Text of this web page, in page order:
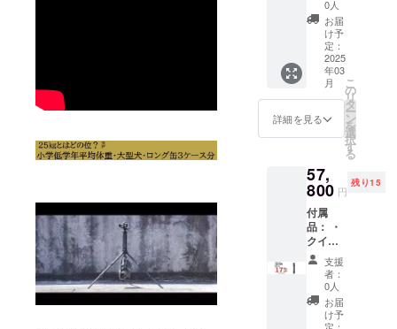
が販売
予定価
格より
下がる
可能性
もござ
いま
す。
況・製
造工程
上の都
合等に
より、
出荷時
期が遅
れる場
合があ
ご支援
により
量産効
率が向
上した
場合、
正規販
売価格
が販売
予定価
格より
の価格
（国内
配送の
み） ※
デザイ
ン・仕
様は、
変更に
なる可
能性も
ます。
ご了承
くださ
い。 ※
ご注文
状況・
使用部
材の供
給状
況・製
造工程
0人
お届
け予
定：
2025
年03
月
詳細を見る
こ
の
リ
タ
ー
ン
を
選
択
す
る
57,
800 円
残り15
付属
品： ・
クイッ
クリ
リース
プレー
ト（雲
台に取
り付い
支援
者：
0人
お届
け予